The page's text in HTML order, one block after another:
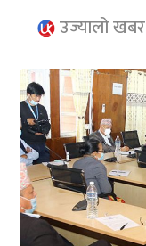
प्रबास
युनिकोड
उज्यालो खबर